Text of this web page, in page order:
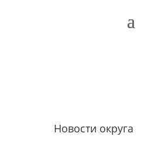
Новости округа